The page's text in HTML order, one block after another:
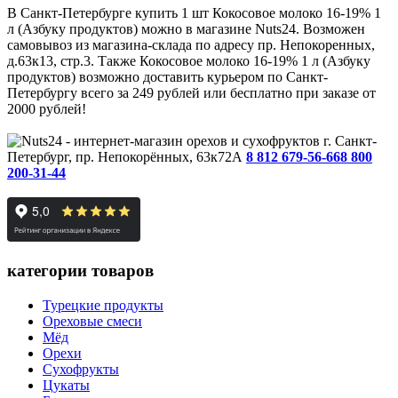
В Санкт-Петербурге купить 1 шт Кокосовое молоко 16-19% 1
л (Азбуку продуктов) можно в магазине Nuts24. Возможен
самовывоз из магазина-склада по адресу пр. Непокоренных,
д.63к13, стр.3. Также Кокосовое молоко 16-19% 1 л (Азбуку
продуктов) возможно доставить курьером по Санкт-
Петербургу всего за 249 рублей или бесплатно при заказе от
2000 рублей!
г. Санкт-
Петербург, пр. Непокорённых, 63к72А 8 812 679-56-668 800
200-31-44
категории товаров
Турецкие продукты
Ореховые смеси
Мёд
Орехи
Сухофрукты
Цукаты